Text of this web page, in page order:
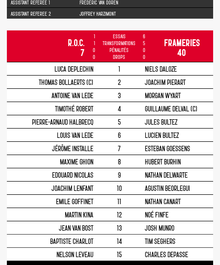
ASSISTANT REFEREE 1
FRÉDÉRIC VAN DOREN
ASSISTANT REFEREE 2
JOFFREY HARZIMONT
R.O.C.
7
1 ESSAIS 6
FRAMERIES
40
1 TRANSFORMATIONS
5
0
PÉNALITÉS
0
0
DROPS 0
LUCA DEPLECHIN 1
NIELS DALOZE
THOMAS BOLLAERTS (C)
2
JOACHIM PIERART
ANTOINE VAN LEDE
3
MORGAN WYART
TIMOTHÉ ROBERT
4
GUILLAUME DELVAL (C)
PIERRE-ARNAUD HALBRECQ
5
JULES BULTEZ
LOUIS VAN LEDE
6
LUCIEN BULTEZ
JÉRÔME INSTALLE
7
ESTEBAN GOESSENS
MAXIME GHION
8
HUBERT BURHIN
EDOUARD NICOLAS
9
NATHAN DELWARTE
JOACHIM LENFANT
10
AGUSTIN BEORLEGUI
EMILE GOFFINET
11
NATHAN CANART
MARTIN KINA
12
NOÉ FINFE
JEAN VAN BOST
13
JOSH MUNRO
BAPTISTE CHARLOT
14
TIM SEGHERS
NELSON LEVEAU
15
CHARLES DEPASSE